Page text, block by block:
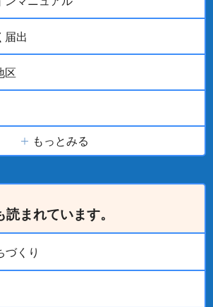
届出
区
もっとみる
まれています。
づくり